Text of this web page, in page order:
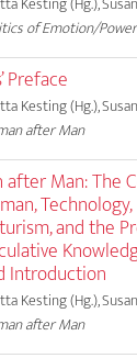
of Emotion/
Preface
Kesting (Hg.),
after Man
after Man: The
Technology,
and the
Introduction
Kesting (Hg.),
after Man